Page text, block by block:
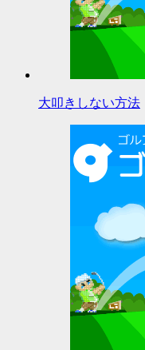
大叩きしない方法